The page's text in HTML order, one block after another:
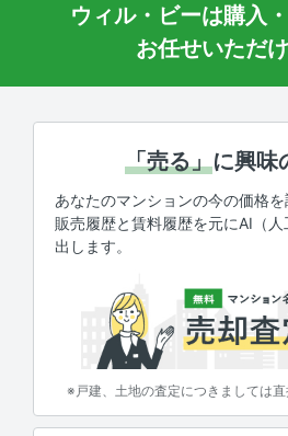
ウィル・ビーは購入
お任せいただ
「売る」に興味
あなたのマンションの今の価格を
販売履歴と賃料履歴を元にAI（
出します。
※戸建、土地の査定につきましては